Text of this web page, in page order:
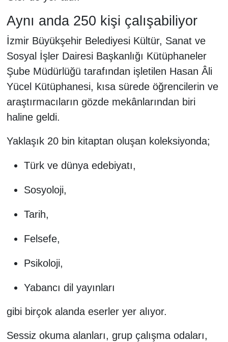
Aynı anda 250 kişi çalışabiliyor
İzmir Büyükşehir Belediyesi Kültür, Sanat ve
Sosyal İşler Dairesi Başkanlığı Kütüphaneler
Şube Müdürlüğü tarafından işletilen Hasan Âli
Yücel Kütüphanesi, kısa sürede öğrencilerin ve
araştırmacıların gözde mekânlarından biri
haline geldi.
Yaklaşık 20 bin kitaptan oluşan koleksiyonda;
Türk ve dünya edebiyatı,
Sosyoloji,
Tarih,
Felsefe,
Psikoloji,
Yabancı dil yayınları
gibi birçok alanda eserler yer alıyor.
Sessiz okuma alanları, grup çalışma odaları,